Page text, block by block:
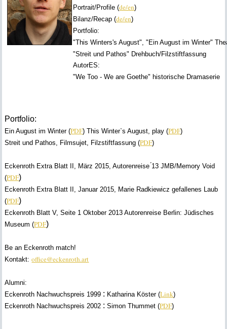
Portrait/Profile (de/en)
Bilanz/Recap (de/en)
Portfolio:
"This Winters's August", "Ein August im Winter"
"Streit und Pathos" Drehbuch/Filzstiftfassung
AutorES:
"We Too - We are Goethe" historische Dramaserie
Portfolio:
Ein August im Winter (PDF) This Winter`s August, play (PDF)
Streit und Pathos, Filmsujet, Filzstiftfassung (PDF)
Eckenroth Extra Blatt II, März 2015 , Autorenreise ́13 JMB/Memory Void
(PDF)
Eckenroth Extra Blatt II, Januar 2015 Marie Radkiewicz gefallenes Laub
(PDF)
Eckenroth Blatt V, Seite 1 Oktober 2013Autorenreise Berlin: Jüdisches
Museum (PDF)
Be an Eckenroth match!
Kontakt:office@eckenroth.art
Alumni:
Eckenroth Nachwuchspreis 1999 : Katharina Köster (Link)
Eckenroth Nachwuchspreis 2002 :Simon Thummet (PDF)